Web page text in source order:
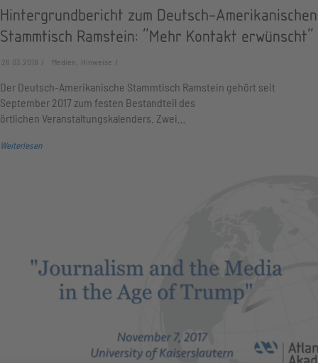
Hintergrundbericht zum Deutsch-Amerikanischen
Stammtisch Ramstein: "Mehr Kontakt erwünscht"
28.03.2018 Medien, Hinweise
Der Deutsch-Amerikanische Stammtisch Ramstein gehört seit
September 2017 zum festen Bestandteil des
örtlichen Veranstaltungskalenders. Zwei…
Weiterlesen